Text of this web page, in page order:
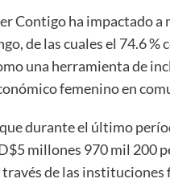
Contigo ha impactado a
de las cuales el 74.6 %
una herramienta de
femenino en
durante el último
millones 970 mil 200
de las instituciones